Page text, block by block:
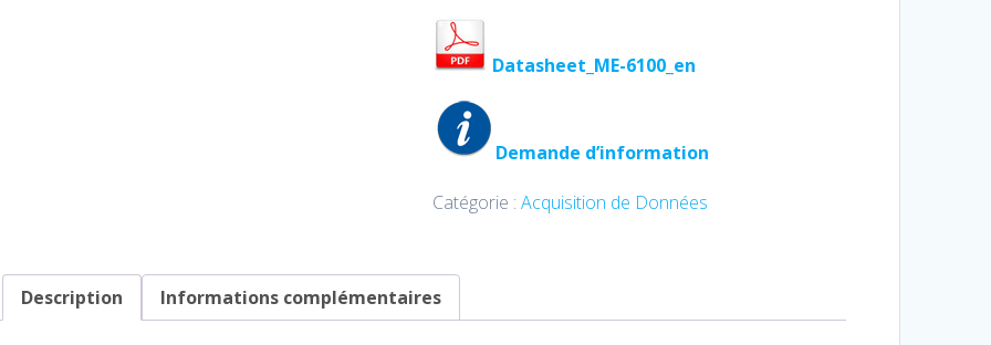
Datasheet_ME-6100_en
Demande d’information
Catégorie : Acquisition de Données
Description Informations complémentaires